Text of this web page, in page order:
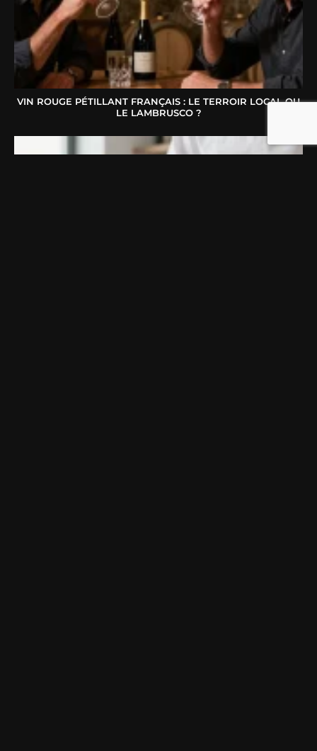
VIN ROUGE PÉTILLANT FRANÇAIS : LE TERROIR LOCAL OU
LE LAMBRUSCO ?